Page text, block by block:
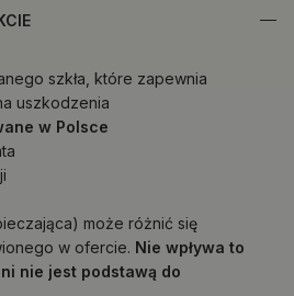
szkła, które zapewnia
uszkodzenia
w Polsce
może różnić się
w ofercie. Nie wpływa to
nie jest podstawą do